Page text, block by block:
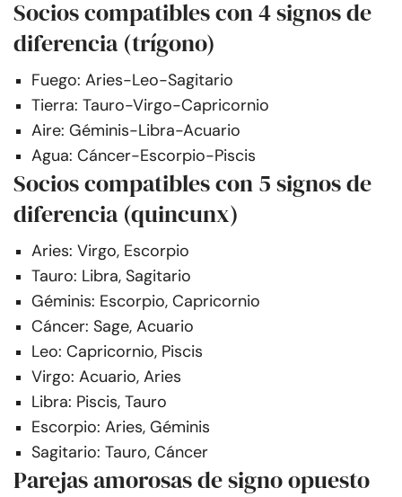
Socios compatibles con 4 signos de
diferencia (trígono)
Fuego: Aries-Leo-Sagitario
Tierra: Tauro-Virgo-Capricornio
Aire: Géminis-Libra-Acuario
Agua: Cáncer-Escorpio-Piscis
Socios compatibles con 5 signos de
diferencia (quincunx)
Aries: Virgo, Escorpio
Tauro: Libra, Sagitario
Géminis: Escorpio, Capricornio
Cáncer: Sage, Acuario
Leo: Capricornio, Piscis
Virgo: Acuario, Aries
Libra: Piscis, Tauro
Escorpio: Aries, Géminis
Sagitario: Tauro, Cáncer
Parejas amorosas de signo opuesto